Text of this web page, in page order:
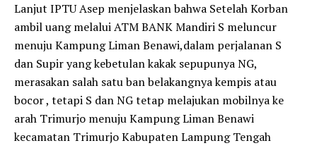
Lanjut IPTU Asep menjelaskan bahwa Setelah Korban
ambil uang melalui ATM BANK Mandiri S meluncur
menuju Kampung Liman Benawi,dalam perjalanan S
dan Supir yang kebetulan kakak sepupunya NG,
merasakan salah satu ban belakangnya kempis atau
bocor , tetapi S dan NG tetap melajukan mobilnya ke
arah Trimurjo menuju Kampung Liman Benawi
kecamatan Trimurjo Kabupaten Lampung Tengah